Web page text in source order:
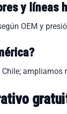
y líneas
OEM y
ampliamos